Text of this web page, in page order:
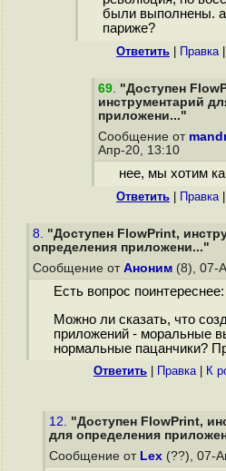
были выполнены. а
париже?
Ответить Правка|
69. "Доступен
инструментарий
приложени..."
Сообщение от
Апр-20, 13:10
нее, мы хотим
Ответить Правка|
8. "Доступен FlowPrint,
определения приложени..."
Сообщение от Аноним (8), 07-
Есть вопрос поинтереснее:
Можно ли сказать, что
приложений - моpaльные
нормальные пацанчики?
Ответить Правка| К
12. "Доступен FlowPrint,
для определения
Сообщение от Lex (??), 07-